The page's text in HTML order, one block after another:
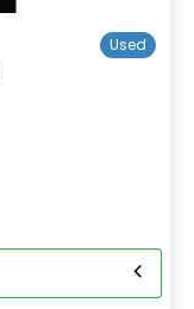
Used